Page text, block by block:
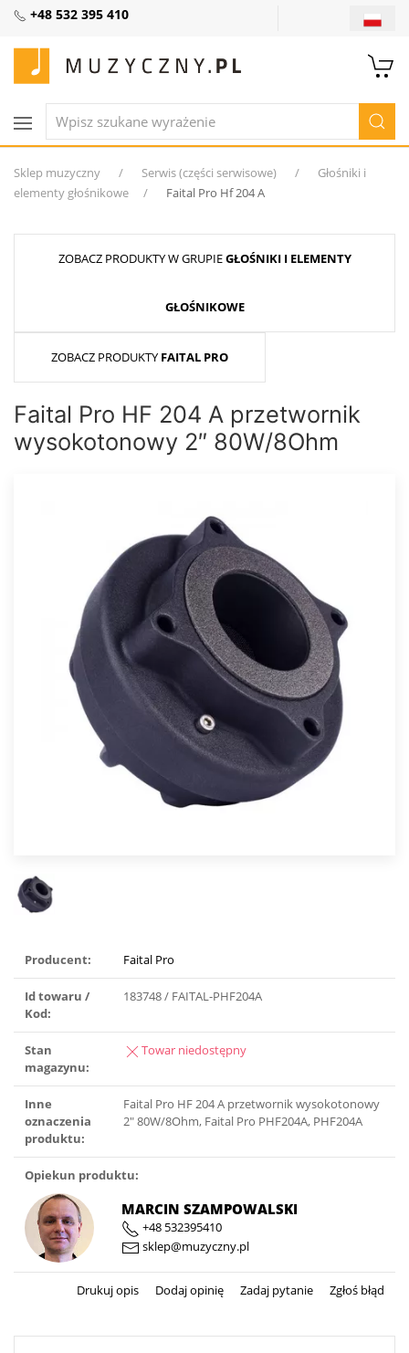
+48 532 395 410
Sklep muzyczny Serwis (części serwisowe)
Głośniki i
elementy głośnikowe
Faital Pro Hf 204 A
ZOBACZ PRODUKTY W GRUPIEGŁOŚNIKI I ELEMENTY
GŁOŚNIKOWE
ZOBACZ PRODUKTY FAITAL PRO
Faital Pro HF 204 A przetwornik
wysokotonowy 2″ 80W/8Ohm
Producent: Faital Pro
Id towaru /
Kod:
183748 / FAITAL-PHF204A
Stan
magazynu:
Towar niedostępny
Inne
oznaczenia
produktu:
Faital Pro HF 204 A przetwornik wysokotonowy
2″ 80W/8Ohm, Faital Pro PHF204A, PHF204A
Opiekun produktu:
MARCIN SZAMPOWALSKI
+48 532395410
sklep@muzyczny.pl
Drukuj opis Dodaj opinię Zadaj pytanie Zgłoś błąd